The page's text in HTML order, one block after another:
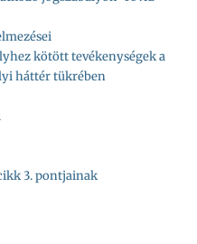
kötött tevékenységek a
háttér tükrében
3. pontjainak